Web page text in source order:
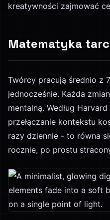
kreatywności zajmować
Matematyka
Twórcy pracują średnio z
jednocześnie. Każda
mentalną. Według
przełączanie kontekstu
razy dziennie - to równa
rocznie, po prostu